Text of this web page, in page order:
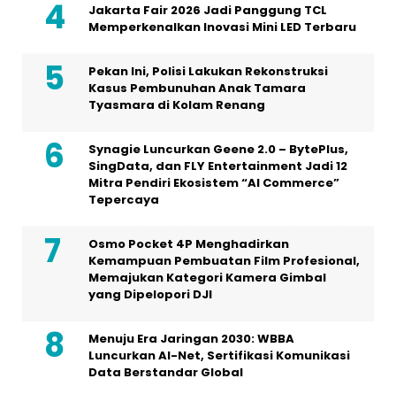
Jakarta Fair 2026 Jadi Panggung TCL
Memperkenalkan Inovasi Mini LED Terbaru
Pekan Ini, Polisi Lakukan Rekonstruksi
Kasus Pembunuhan Anak Tamara
Tyasmara di Kolam Renang
Synagie Luncurkan Geene 2.0 – BytePlus,
SingData, dan FLY Entertainment Jadi 12
Mitra Pendiri Ekosistem “AI Commerce”
Tepercaya
Osmo Pocket 4P Menghadirkan
Kemampuan Pembuatan Film Profesional,
Memajukan Kategori Kamera Gimbal
yang Dipelopori DJI
Menuju Era Jaringan 2030: WBBA
Luncurkan AI-Net, Sertifikasi Komunikasi
Data Berstandar Global